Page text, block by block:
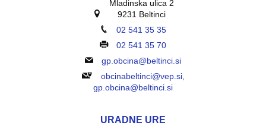
Mladinska ulica 2
9231 Beltinci
02 541 35 35
02 541 35 70
gp.obcina@beltinci.si
obcinabeltinci@vep.si,
gp.obcina@beltinci.si
URADNE URE